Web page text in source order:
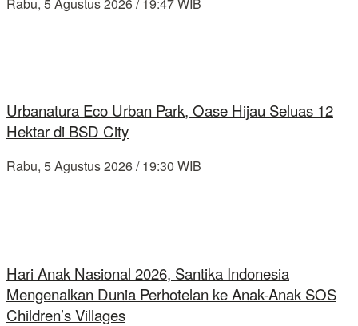
Urbanatura Eco Urban Park, Oase Hijau Seluas 12
Hektar di BSD City
Rabu, 5 Agustus 2026 / 19:30 WIB
Hari Anak Nasional 2026, Santika Indonesia
Mengenalkan Dunia Perhotelan ke Anak-Anak SOS
Children’s Villages